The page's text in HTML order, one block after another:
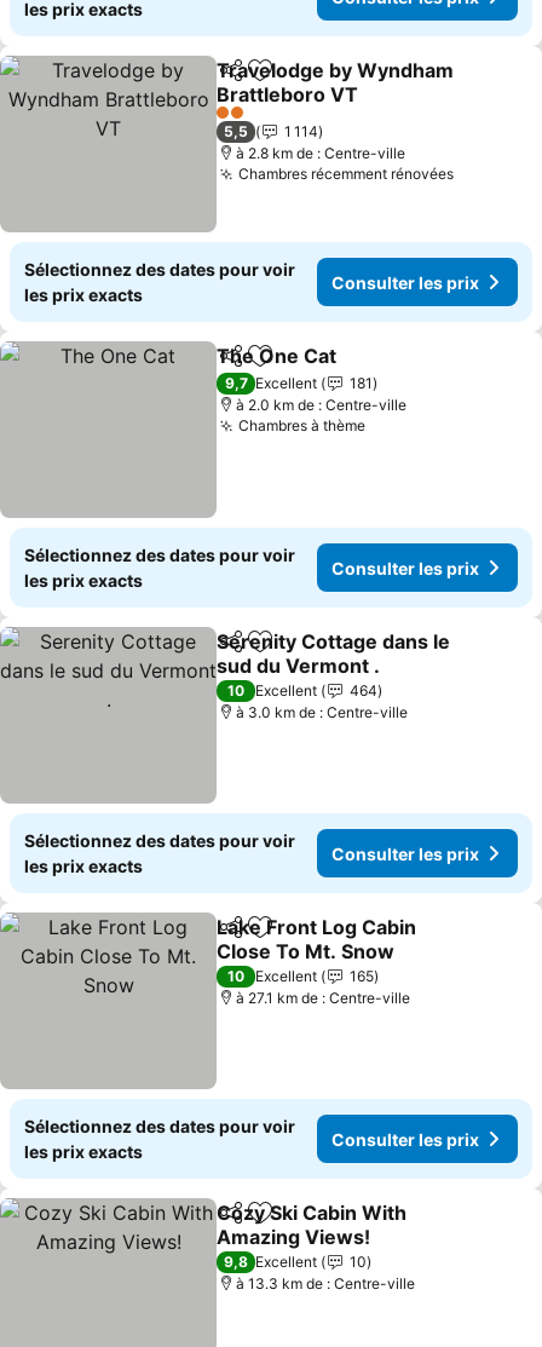
les prix exacts
PartagerAjouter à mes favoris
Travelodge by Wyndham
Brattleboro VT
2 Étoiles
5,5
1 114
à 2.8 km de : Centre-ville
Chambres récemment rénovées
Sélectionnez des dates pour voir
les prix exacts
Consulter les prix
PartagerAjouter à mes favoris
The One Cat
9,7 Excellent
181
à 2.0 km de : Centre-ville
Chambres à thème
Sélectionnez des dates pour voir
les prix exacts
Consulter les prix
PartagerAjouter à mes favoris
Serenity Cottage dans le
sud du Vermont .
10 Excellent
464
à 3.0 km de : Centre-ville
Sélectionnez des dates pour voir
les prix exacts
Consulter les prix
PartagerAjouter à mes favoris
Lake Front Log Cabin
Close To Mt. Snow
10 Excellent
165
à 27.1 km de : Centre-ville
Sélectionnez des dates pour voir
les prix exacts
Consulter les prix
PartagerAjouter à mes favoris
Cozy Ski Cabin With
Amazing Views!
9,8 Excellent
10
à 13.3 km de : Centre-ville